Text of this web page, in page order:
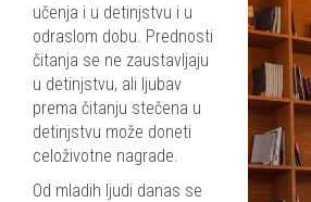
učenja i u detinjstvu i u
odraslom dobu. Prednosti
čitanja se ne zaustavljaju
u detinjstvu, ali ljubav
prema čitanju stečena u
detinjstvu može doneti
celoživotne nagrade.
Od mladih ljudi danas se